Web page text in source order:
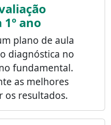
ano
plano de aula
diagnóstica no
fundamental.
as melhores
os resultados.